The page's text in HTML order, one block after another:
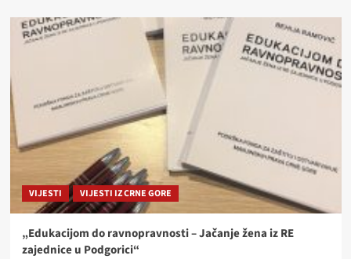
VIJESTI VIJESTI IZ CRNE GORE
„Edukacijom do ravnopravnosti – Jačanje žena iz RE
zajednice u Podgorici“